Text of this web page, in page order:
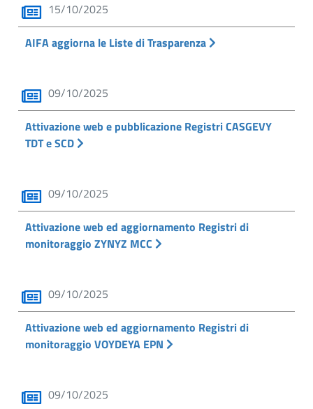
15/10/2025
AIFA aggiorna le Liste di Trasparenza
09/10/2025
Attivazione web e pubblicazione Registri CASGEVY
TDT e SCD
09/10/2025
Attivazione web ed aggiornamento Registri di
monitoraggio ZYNYZ MCC
09/10/2025
Attivazione web ed aggiornamento Registri di
monitoraggio VOYDEYA EPN
09/10/2025